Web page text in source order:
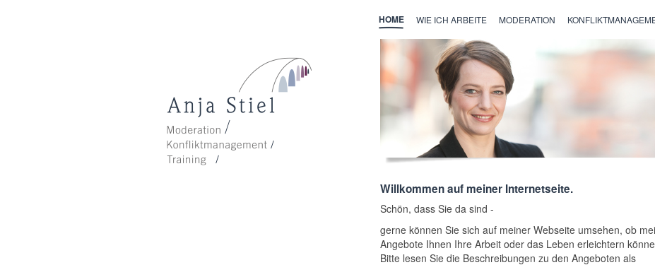
HOME WIE ICH ARBEITE MODERATION
Willkommen auf meiner Internetseite.
Schön, dass Sie da sind -
gerne können Sie sich auf meiner Webseite umsehen, ob
Angebote Ihnen Ihre Arbeit oder das Leben erleichtern
Bitte lesen Sie die Beschreibungen zu den Angeboten als